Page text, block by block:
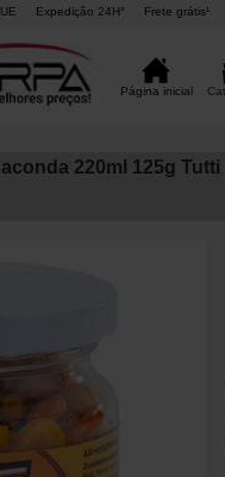
Expedição 24H° Frete grátis¹
Página inicial
220ml 125g Tutti